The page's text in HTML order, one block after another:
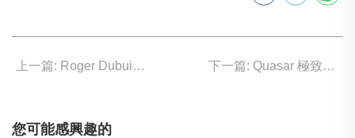
上一篇: Roger Dubuis 打破常規枷鎖 下一篇: Quasar 極致通透
您可能感興趣的